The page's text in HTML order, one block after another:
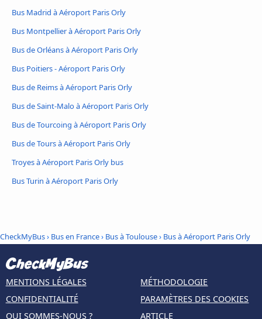
Bus Madrid à Aéroport Paris Orly
Bus Montpellier à Aéroport Paris Orly
Bus de Orléans à Aéroport Paris Orly
Bus Poitiers - Aéroport Paris Orly
Bus de Reims à Aéroport Paris Orly
Bus de Saint-Malo à Aéroport Paris Orly
Bus de Tourcoing à Aéroport Paris Orly
Bus de Tours à Aéroport Paris Orly
Troyes à Aéroport Paris Orly bus
Bus Turin à Aéroport Paris Orly
CheckMyBus› Bus en France› Bus à Toulouse› Bus à Aéroport Paris Orly
MENTIONS LÉGALES
CONFIDENTIALITÉ
QUI SOMMES-NOUS ?
MÉTHODOLOGIE
PARAMÈTRES DES COOKIES
ARTICLE